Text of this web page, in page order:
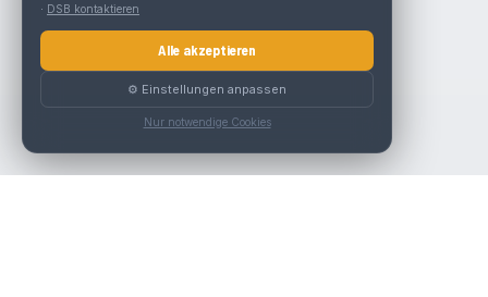
· DSB kontaktieren
Alle akzeptieren
⚙️ Einstellungen anpassen
Nur notwendige Cookies